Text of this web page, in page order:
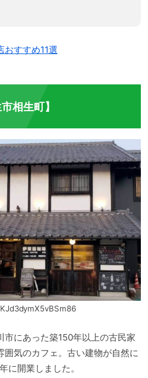
おすすめ11選
相生町】
市にあった築150年以上の古民家
囲気のカフェ。古い建物が自然に
に開業しました。